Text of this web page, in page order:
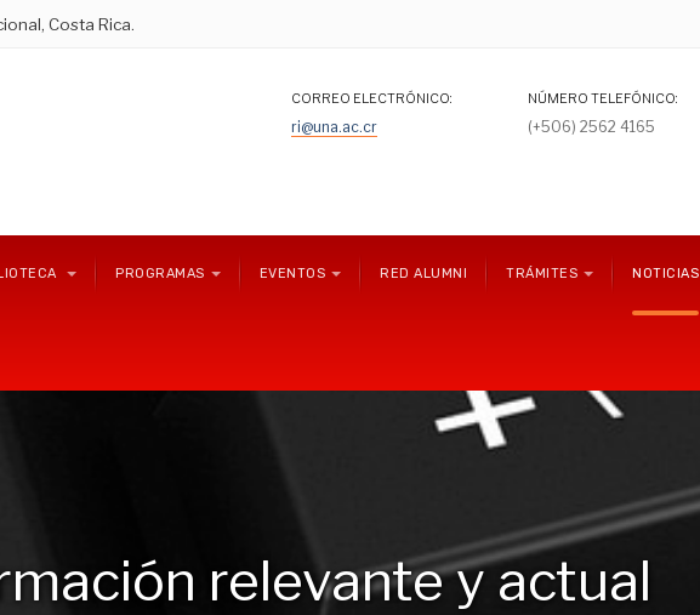
Costa Rica.
CORREO ELECTRÓNICO:
ri@una.ac.cr
NÚMERO TELEFÓNICO:
(+506) 2562 4165
PROGRAMAS EVENTOS RED ALUMNI TRÁMITES NOTICIAS
relevante y actual